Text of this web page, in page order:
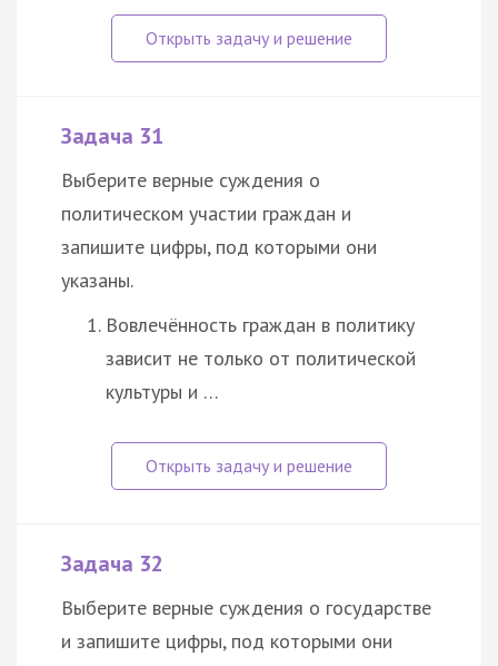
Задача 31
Выберите верные суждения о
политическом участии граждан и
запишите цифры, под которыми они
указаны.
Вовлечённость граждан в политику
зависит не только от политической
культуры и …
Задача 32
Выберите верные суждения о государстве
и запишите цифры, под которыми они